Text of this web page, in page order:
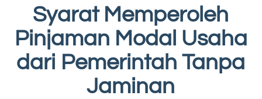
Syarat Memperoleh
Pinjaman Modal Usaha
dari Pemerintah Tanpa
Jaminan